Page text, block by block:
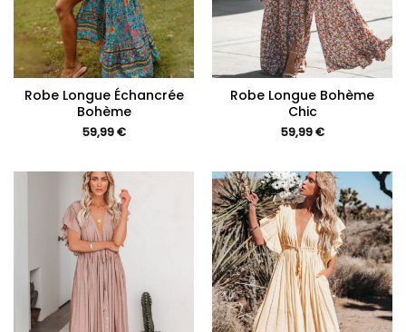
Robe Longue Échancrée
Bohème
59,99€
Robe Longue Bohème
Chic
59,99€